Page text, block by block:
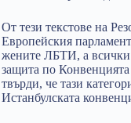
От тези текстове на
Европейския
жените ЛБТИ, а
защита по
твърди, че тази
Истанбулската